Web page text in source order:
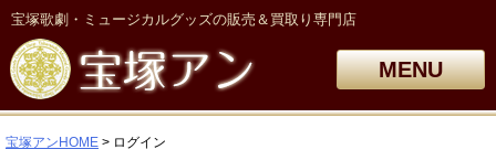
宝塚歌劇・ミュージカルグッズの販売＆買取り専門店
MENU
宝塚アンHOME ログイン